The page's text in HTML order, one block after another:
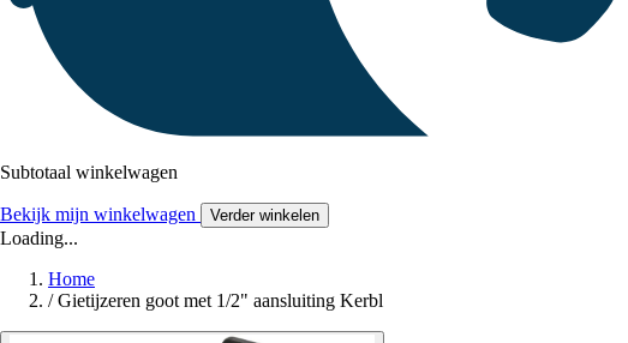
Subtotaal winkelwagen
Bekijk mijn winkelwagen Verder winkelen
Loading...
Home
/ Gietijzeren goot met 1/2" aansluiting Kerbl